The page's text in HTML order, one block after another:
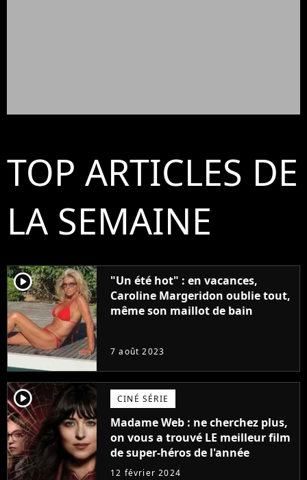
TOP ARTICLES DE
LA SEMAINE
player2
"Un été hot" : en vacances,
Caroline Margeridon oublie tout,
même son maillot de bain
7 août 2023
player2 CINÉ SÉRIE
Madame Web : ne cherchez plus,
on vous a trouvé LE meilleur film
de super-héros de l'année
12 février 2024